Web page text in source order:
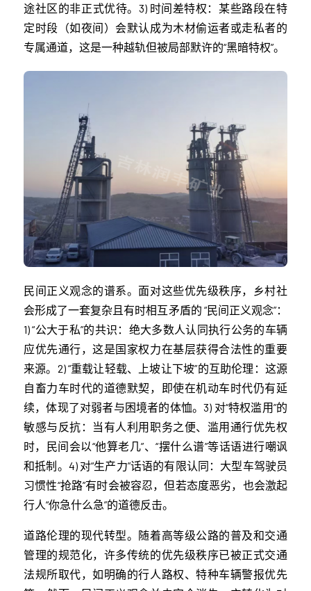
途社区的非正式优待。3) 时间差特权：某些路段在特
定时段（如夜间）会默认成为木材偷运者或走私者的
专属通道，这是一种越轨但被局部默许的“黑暗特权”。
民间正义观念的谱系。面对这些优先级秩序，乡村社
会形成了一套复杂且有时相互矛盾的 “民间正义观念”：
1) “公大于私”的共识：绝大多数人认同执行公务的车辆
应优先通行，这是国家权力在基层获得合法性的重要
来源。2) “重载让轻载、上坡让下坡”的互助伦理：这源
自畜力车时代的道德默契，即使在机动车时代仍有延
续，体现了对弱者与困境者的体恤。3) 对“特权滥用”的
敏感与反抗：当有人利用职务之便、滥用通行优先权
时，民间会以“他算老几”、“摆什么谱”等话语进行嘲讽
和抵制。4) 对“生产力”话语的有限认同：大型车驾驶员
习惯性“抢路”有时会被容忍，但若态度恶劣，也会激起
行人“你急什么急”的道德反击。
道路伦理的现代转型。随着高等级公路的普及和交通
管理的规范化，许多传统的优先级秩序已被正式交通
法规所取代，如明确的行人路权、特种车辆警报优先